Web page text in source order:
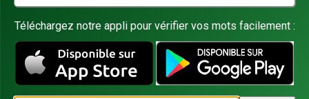
Téléchargez notre appli pour vérifier vos mots facilement :